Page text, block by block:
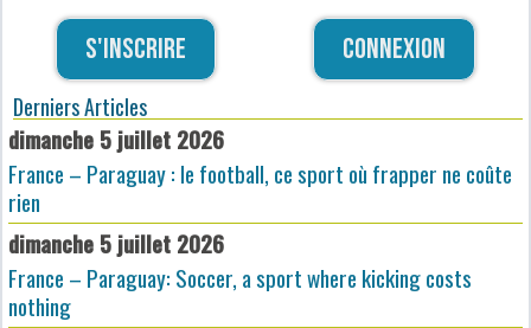
S'inscrire Connexion
Derniers Articles
dimanche 5 juillet 2026
France – Paraguay : le football, ce sport où frapper ne coûte
rien
dimanche 5 juillet 2026
France – Paraguay: Soccer, a sport where kicking costs
nothing